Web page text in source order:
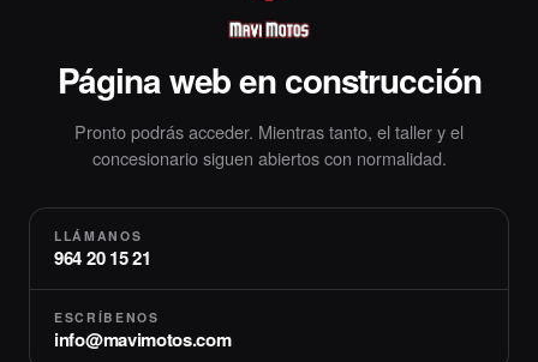
Página web en construcción
Pronto podrás acceder. Mientras tanto, el taller y el
concesionario siguen abiertos con normalidad.
LLÁMANOS
964 20 15 21
ESCRÍBENOS
info@mavimotos.com